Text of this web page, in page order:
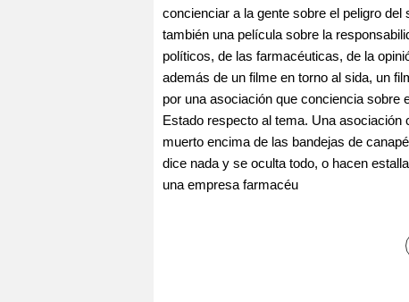
concienciar a la gente sobre el peligro
también una película sobre la
políticos, de las farmacéuticas, de la
además de un filme en torno al sida, un
por una asociación que conciencia sobre
Estado respecto al tema. Una
muerto encima de las bandejas de
dice nada y se oculta todo, o hacen
una empresa farmacéu